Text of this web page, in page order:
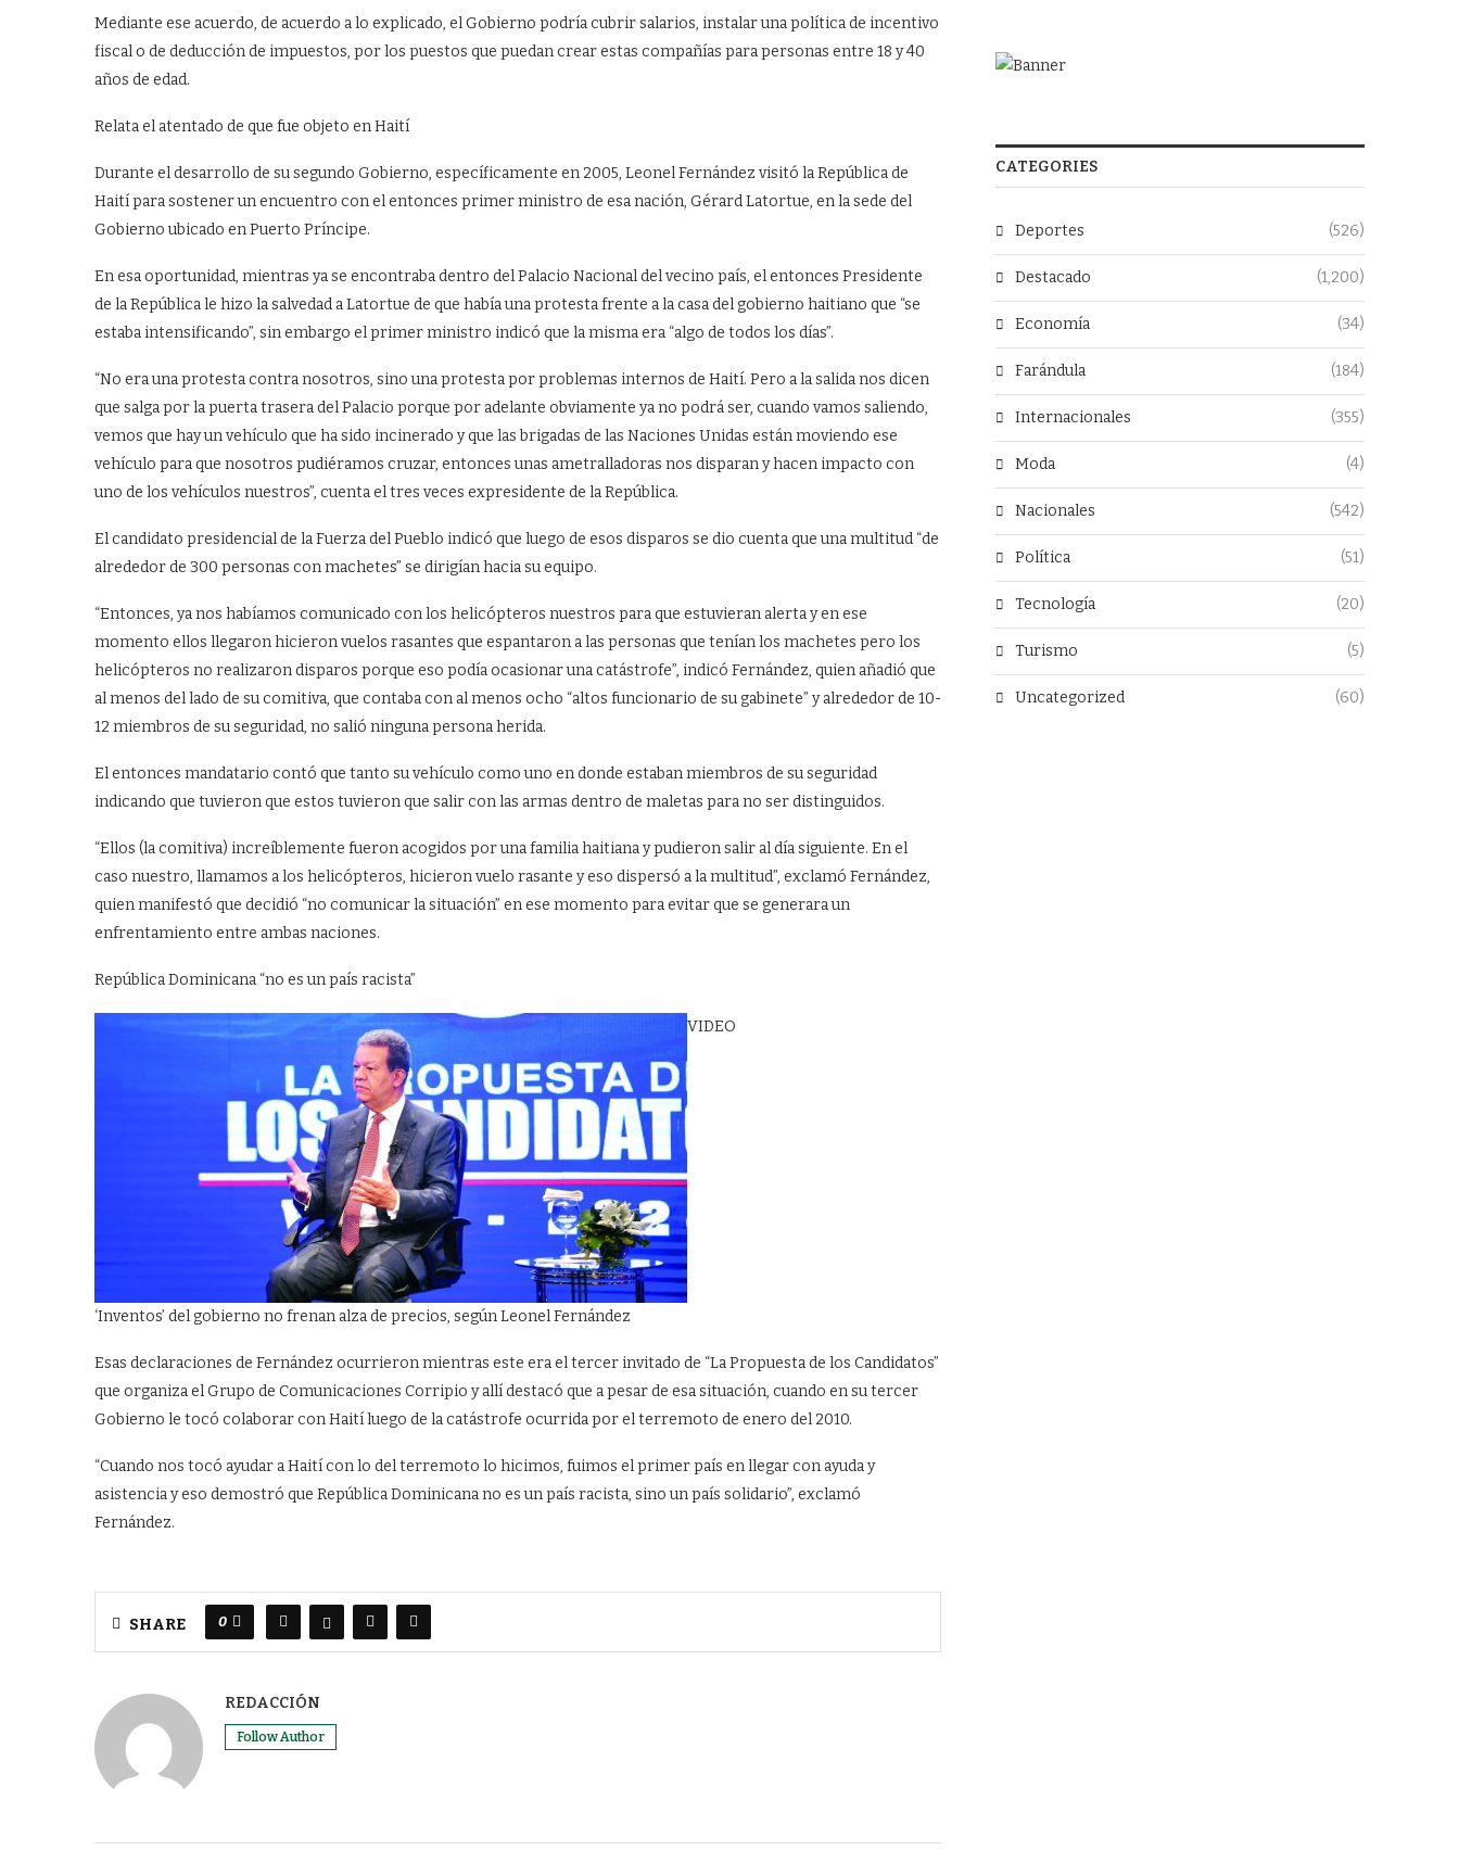
Mediante ese acuerdo, de acuerdo a lo explicado, el Gobierno podría cubrir salarios, instalar una política de incentivo
fiscal o de deducción de impuestos, por los puestos que puedan crear estas compañías para personas entre 18 y 40
años de edad.
Relata el atentado de que fue objeto en Haití
Durante el desarrollo de su segundo Gobierno, específicamente en 2005, Leonel Fernández visitó la República de
Haití para sostener un encuentro con el entonces primer ministro de esa nación, Gérard Latortue, en la sede del
Gobierno ubicado en Puerto Príncipe.
En esa oportunidad, mientras ya se encontraba dentro del Palacio Nacional del vecino país, el entonces Presidente
de la República le hizo la salvedad a Latortue de que había una protesta frente a la casa del gobierno haitiano que “se
estaba intensificando”, sin embargo el primer ministro indicó que la misma era “algo de todos los días”.
“No era una protesta contra nosotros, sino una protesta por problemas internos de Haití. Pero a la salida nos dicen
que salga por la puerta trasera del Palacio porque por adelante obviamente ya no podrá ser, cuando vamos saliendo,
vemos que hay un vehículo que ha sido incinerado y que las brigadas de las Naciones Unidas están moviendo ese
vehículo para que nosotros pudiéramos cruzar, entonces unas ametralladoras nos disparan y hacen impacto con
uno de los vehículos nuestros”, cuenta el tres veces expresidente de la República.
El candidato presidencial de la Fuerza del Pueblo indicó que luego de esos disparos se dio cuenta que una multitud “de
alrededor de 300 personas con machetes” se dirigían hacia su equipo.
“Entonces, ya nos habíamos comunicado con los helicópteros nuestros para que estuvieran alerta y en ese
momento ellos llegaron hicieron vuelos rasantes que espantaron a las personas que tenían los machetes pero los
helicópteros no realizaron disparos porque eso podía ocasionar una catástrofe”, indicó Fernández, quien añadió que
al menos del lado de su comitiva, que contaba con al menos ocho “altos funcionario de su gabinete” y alrededor de 10-
12 miembros de su seguridad, no salió ninguna persona herida.
El entonces mandatario contó que tanto su vehículo como uno en donde estaban miembros de su seguridad
indicando que tuvieron que estos tuvieron que salir con las armas dentro de maletas para no ser distinguidos.
“Ellos (la comitiva) increíblemente fueron acogidos por una familia haitiana y pudieron salir al día siguiente. En el
caso nuestro, llamamos a los helicópteros, hicieron vuelo rasante y eso dispersó a la multitud”, exclamó Fernández,
quien manifestó que decidió “no comunicar la situación” en ese momento para evitar que se generara un
enfrentamiento entre ambas naciones.
República Dominicana “no es un país racista”
VIDEO
‘Inventos’ del gobierno no frenan alza de precios, según Leonel Fernández
Esas declaraciones de Fernández ocurrieron mientras este era el tercer invitado de “La Propuesta de los Candidatos”
que organiza el Grupo de Comunicaciones Corripio y allí destacó que a pesar de esa situación, cuando en su tercer
Gobierno le tocó colaborar con Haití luego de la catástrofe ocurrida por el terremoto de enero del 2010.
“Cuando nos tocó ayudar a Haití con lo del terremoto lo hicimos, fuimos el primer país en llegar con ayuda y
asistencia y eso demostró que República Dominicana no es un país racista, sino un país solidario”, exclamó
Fernández.
SHARE 0
REDACCIÓN
Follow Author
CATEGORIES
Deportes (526)
Destacado (1,200)
Economía (34)
Farándula (184)
Internacionales (355)
Moda (4)
Nacionales (542)
Política (51)
Tecnología (20)
Turismo (5)
Uncategorized (60)